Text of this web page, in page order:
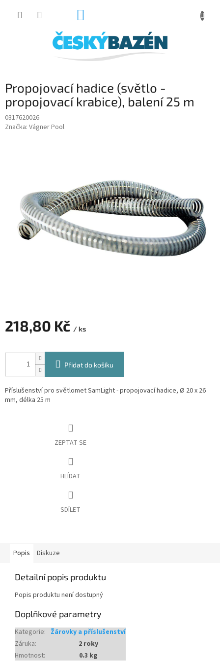
Propojovací hadice (světlo -
propojovací krabice), balení 25 m
0317620026
Značka: Vágner Pool
218,80 Kč / ks
cena:
Přidat do košíku
Příslušenství pro světlomet SamLight - propojovací hadice, Ø 20 x 26
mm, délka 25 m
ZEPTAT SE
HLÍDAT
SDÍLET
Popis Diskuze
Detailní popis produktu
Popis produktu není dostupný
Doplňkové parametry
Kategorie: Žárovky a příslušenství
Záruka:
2 roky
Hmotnost: 0.3 kg